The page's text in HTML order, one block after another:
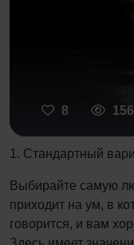
8
1. Стандартный
Выбирайте самую
приходит на ум, в
говорится, и вам